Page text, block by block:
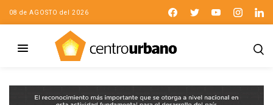
08 de AGOSTO del 2026